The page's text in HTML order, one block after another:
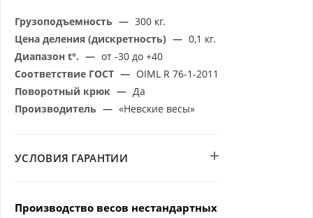
Грузоподъемность — 300 кг.
Цена деления (дискретность) — 0,1 кг.
Диапазон t°. — от -30 до +40
Соответствие ГОСТ — OIML R 76-1-2011
Поворотный крюк — Да
Производитель — «Невские весы»
УСЛОВИЯ ГАРАНТИИ
Производство весов нестандартных